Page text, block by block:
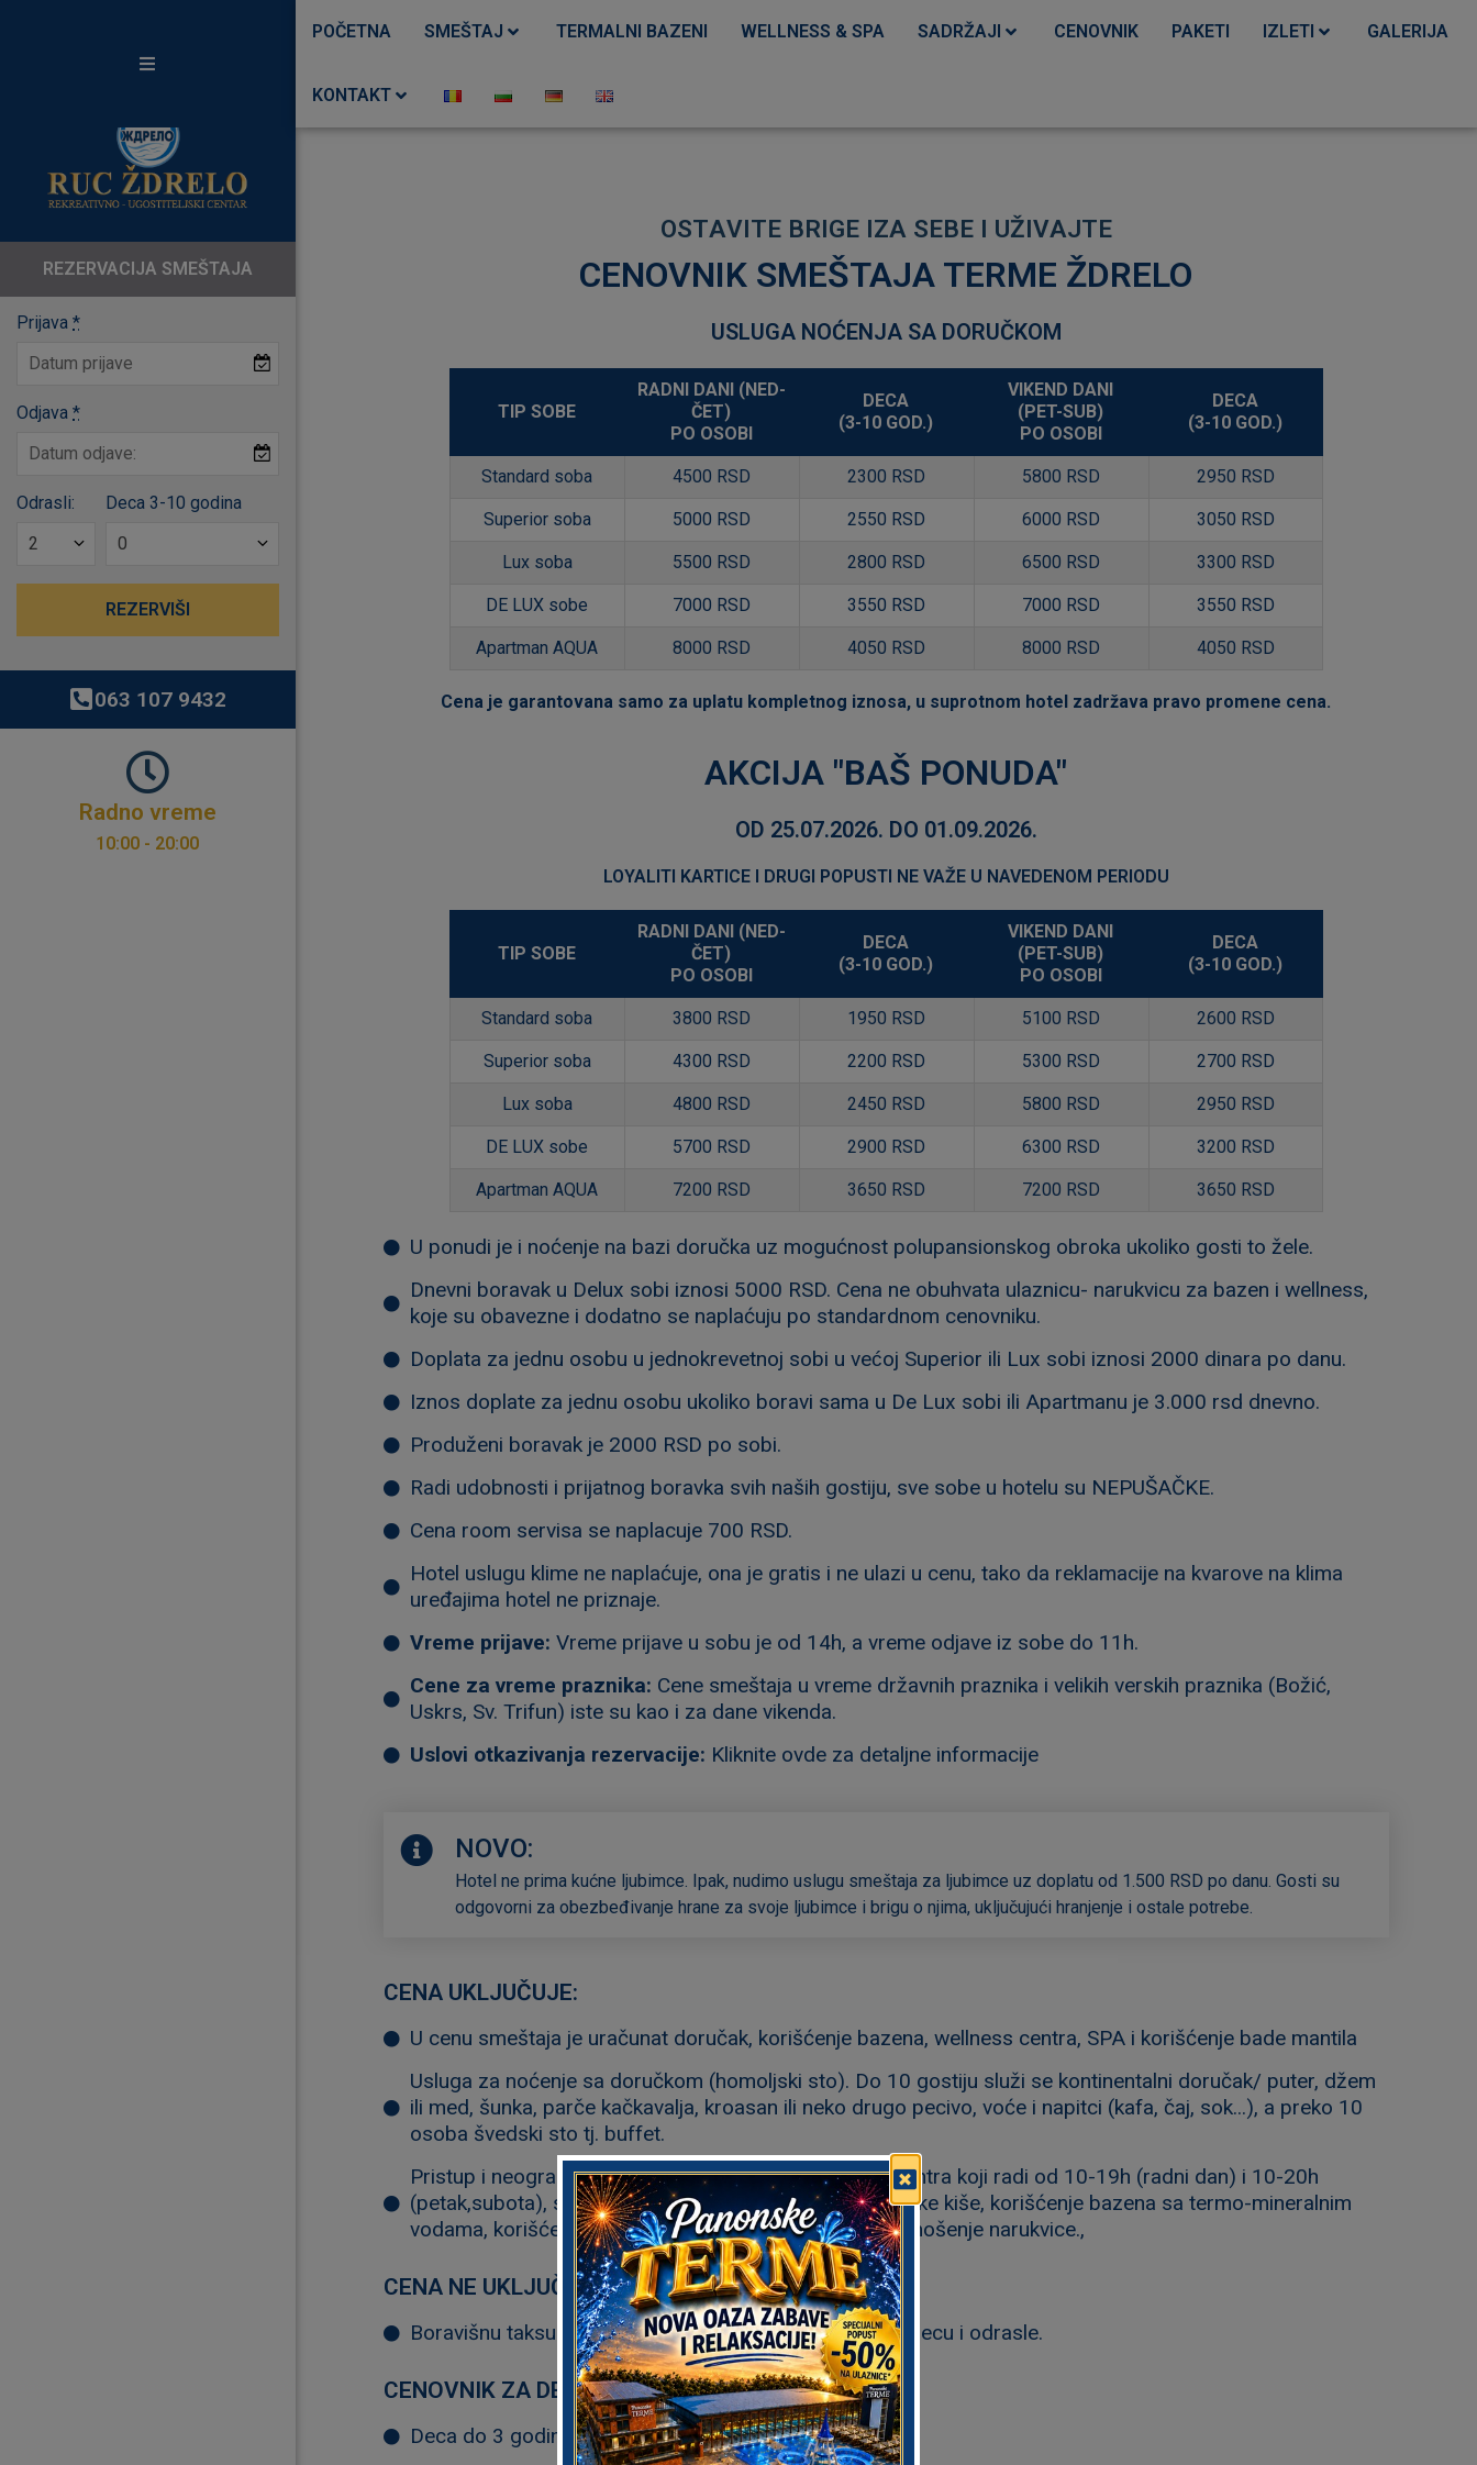
Terme Sokobanja
Terme Ozren
POČETNA SMEŠTAJ TERMALNI BAZENI WELLNESS & SPA SADRŽAJI CENOVNIK PAKETI IZLETI GALERIJA
KONTAKT
OSTAVITE BRIGE IZA SEBE I UŽIVAJTE
CENOVNIK SMEŠTAJA TERME ŽDRELO
USLUGA NOĆENJA SA DORUČKOM
TIP SOBE
RADNI DANI (NED-
ČET)
PO OSOBI
DECA
(3-10 GOD.)
VIKEND DANI
(PET-SUB)
PO OSOBI
DECA
(3-10 GOD.)
Standard soba 4500 RSD 2300 RSD 5800 RSD 2950 RSD
Superior soba 5000 RSD 2550 RSD 6000 RSD 3050 RSD
Lux soba 5500 RSD 2800 RSD 6500 RSD 3300 RSD
DE LUX sobe 7000 RSD 3550 RSD 7000 RSD 3550 RSD
Apartman AQUA 8000 RSD 4050 RSD 8000 RSD 4050 RSD
Cena je garantovana samo za uplatu kompletnog iznosa, u suprotnom hotel zadržava pravo promene cena.
AKCIJA "BAŠ PONUDA"
OD 25.07.2026. DO 01.09.2026.
LOYALITI KARTICE I DRUGI POPUSTI NE VAŽE U NAVEDENOM PERIODU
TIP SOBE
RADNI DANI (NED-
ČET)
PO OSOBI
DECA
(3-10 GOD.)
VIKEND DANI
(PET-SUB)
PO OSOBI
DECA
(3-10 GOD.)
Standard soba 3800 RSD 1950 RSD 5100 RSD 2600 RSD
Superior soba 4300 RSD 2200 RSD 5300 RSD 2700 RSD
Lux soba 4800 RSD 2450 RSD 5800 RSD 2950 RSD
DE LUX sobe 5700 RSD 2900 RSD 6300 RSD 3200 RSD
Apartman AQUA 7200 RSD 3650 RSD 7200 RSD 3650 RSD
U ponudi je i noćenje na bazi doručka uz mogućnost polupansionskog obroka ukoliko gosti to žele.
Dnevni boravak u Delux sobi iznosi 5000 RSD. Cena ne obuhvata ulaznicu- narukvicu za bazen i wellness,
koje su obavezne i dodatno se naplaćuju po standardnom cenovniku.
Doplata za jednu osobu u jednokrevetnoj sobi u većoj Superior ili Lux sobi iznosi 2000 dinara po danu.
Iznos doplate za jednu osobu ukoliko boravi sama u De Lux sobi ili Apartmanu je 3.000 rsd dnevno.
Produženi boravak je 2000 RSD po sobi.
Radi udobnosti i prijatnog boravka svih naših gostiju, sve sobe u hotelu su NEPUŠAČKE.
Cena room servisa se naplacuje 700 RSD.
Hotel uslugu klime ne naplaćuje, ona je gratis i ne ulazi u cenu, tako da reklamacije na kvarove na klima
uređajima hotel ne priznaje.
Vreme prijave: Vreme prijave u sobu je od 14h, a vreme odjave iz sobe do 11h.
Cene za vreme praznika: Cene smeštaja u vreme državnih praznika i velikih verskih praznika (Božić,
Uskrs, Sv. Trifun) iste su kao i za dane vikenda.
Uslovi otkazivanja rezervacije: Kliknite ovde za detaljne informacije
NOVO:
Hotel ne prima kućne ljubimce. Ipak, nudimo uslugu smeštaja za ljubimce uz doplatu od 1.500 RSD po danu. Gosti su
odgovorni za obezbeđivanje hrane za svoje ljubimce i brigu o njima, uključujući hranjenje i ostale potrebe.
CENA UKLJUČUJE:
U cenu smeštaja je uračunat doručak, korišćenje bazena, wellness centra, SPA i korišćenje bade mantila
Usluga za noćenje sa doručkom (homoljski sto). Do 10 gostiju služi se kontinentalni doručak/ puter, džem
ili med, šunka, parče kačkavalja, kroasan ili neko drugo pecivo, voće i napitci (kafa, čaj, sok...), a preko 10
osoba švedski sto tj. buffet.
Pristup i neograničeno korišćenje sadržaja Wellness centra koji radi od 10-19h (radni dan) i 10-20h
(petak,subota), slana soba, parno kupatilo, sauna, tropske kiše, korišćenje bazena sa termo-mineralnim
vodama, korišćenje zimskog aqua park a uz obavezno nošenje narukvice.,
CENA NE UKLJUČUJE:
Boravišnu taksu u iznosu od 73,00 dinara po osobi za decu i odrasle.
CENOVNIK ZA DECU:
Deca do 3 godine - besplatno koriste hotelski smeštaj.
REZERVACIJA SMEŠTAJA
Prijava *
Odjava *
Odrasli: Deca 3-10 godina
063 107 9432
Radno vreme
10:00 - 20:00​